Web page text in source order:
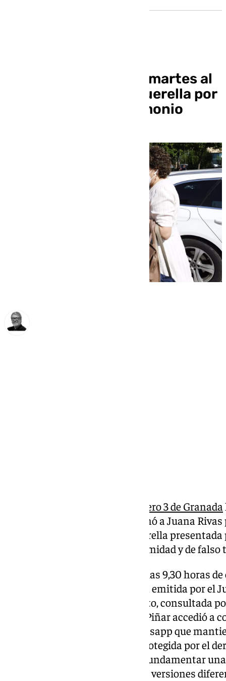
Citan a declarar este martes al
juez Piñar tras una querella por
presunto falso testimonio
Juzgado de Instrucción número 3 de Granada
al juez –ya jubilado– que condenó a Juana
Manuel Piñar, a raíz de una querella
presuntos delitos contra la intimidad y de
La citación se ha previsto para las 9,30 horas
en una diligencia de ordenación emitida por el
dado origen a este procedimiento, consultada
Aránguez denuncia que el juez Piñar accedió a
compartió en un grupo de Whatsapp que
utilizado esta información –«protegida por el
de las comunicaciones»– para fundamentar
septiembre de 2022 dando «tres versiones